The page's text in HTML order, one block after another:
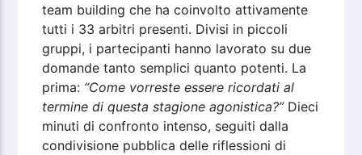
team building che ha coinvolto attivamente
tutti i 33 arbitri presenti. Divisi in piccoli
gruppi, i partecipanti hanno lavorato su due
domande tanto semplici quanto potenti. La
prima: “Come vorreste essere ricordati al
termine di questa stagione agonistica?”Dieci
minuti di confronto intenso, seguiti dalla
condivisione pubblica delle riflessioni di